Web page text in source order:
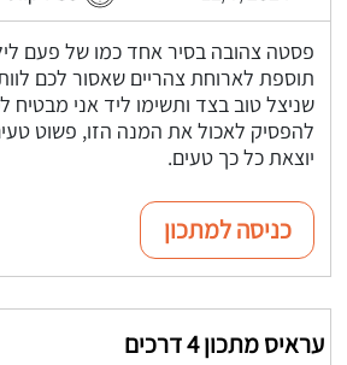
פסטה צהובה בסיר אחד כמו של פעם
תוספת לארוחת צהריים שאסור לכם
שניצל טוב בצד ותשימו ליד אני
להפסיק לאכול את המנה הזו, פשוט
יוצאת כל כך טעים.
כניסה למתכון
עראיס מתכון 4 דרכים